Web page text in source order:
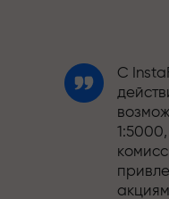
С